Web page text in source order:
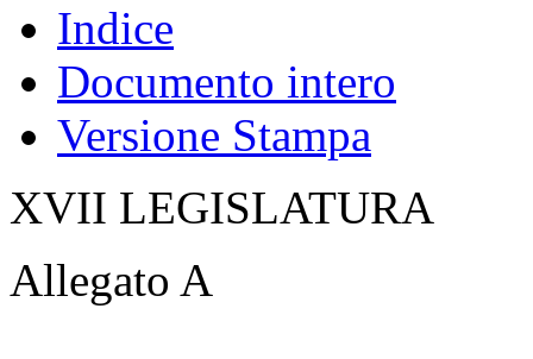
Indice
Documento intero
Versione Stampa
XVII LEGISLATURA
Allegato A